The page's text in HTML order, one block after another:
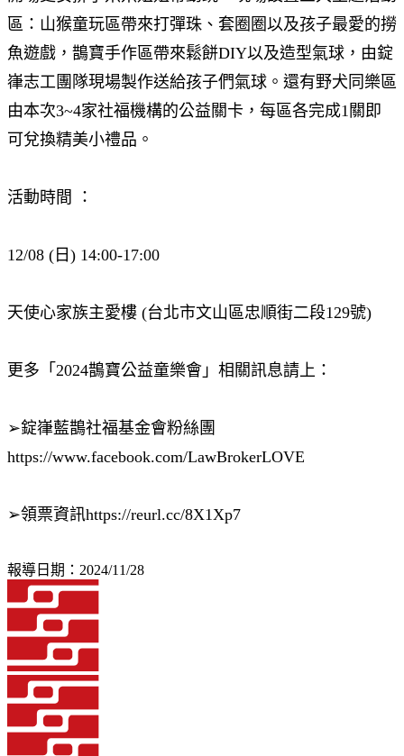
區：山猴童玩區帶來打彈珠、套圈圈以及孩子最愛的撈
魚遊戲，鵲寶手作區帶來鬆餅DIY以及造型氣球，由錠
嵂志工團隊現場製作送給孩子們氣球。還有野犬同樂區
由本次3~4家社福機構的公益關卡，每區各完成1關即
可兌換精美小禮品。
活動時間 ：
12/08 (日) 14:00-17:00
天使心家族主愛樓 (台北市文山區忠順街二段129號)
更多「2024鵲寶公益童樂會」相關訊息請上：
➢錠嵂藍鵲社福基金會粉絲團
https://www.facebook.com/LawBrokerLOVE
➢領票資訊https://reurl.cc/8X1Xp7
報導日期：2024/11/28